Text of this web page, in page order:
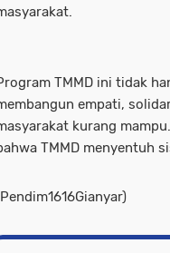
TMMD ini tidak
empati,
kurang
TMMD menyentuh